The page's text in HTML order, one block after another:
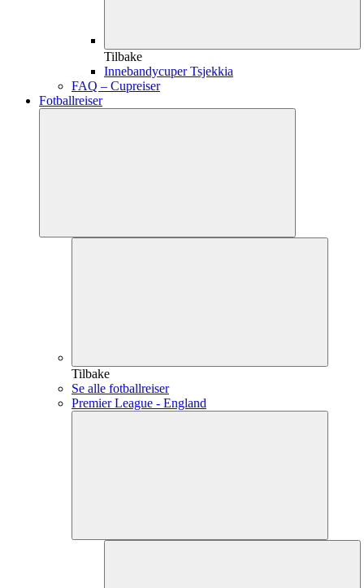
Tilbake
Innebandycuper Tsjekkia
FAQ – Cupreiser
Fotballreiser
Tilbake
Se alle fotballreiser
Premier League - England